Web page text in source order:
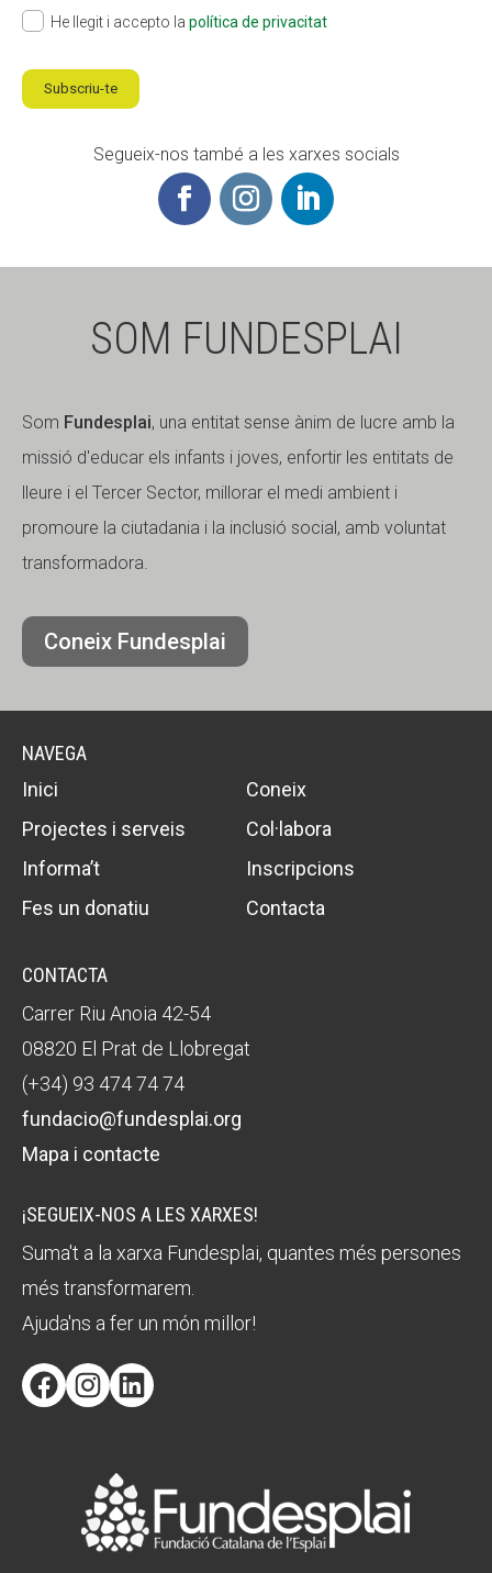
He llegit i accepto la política de privacitat
Subscriu-te
Segueix-nos també a les xarxes socials
SOM FUNDESPLAI
Som Fundesplai, una entitat sense ànim de lucre amb la
missió d'educar els infants i joves, enfortir les entitats de
lleure i el Tercer Sector, millorar el medi ambient i
promoure la ciutadania i la inclusió social, amb voluntat
transformadora.
Coneix Fundesplai
NAVEGA
Inici
Coneix
Projectes i serveis
Col·labora
Informa’t
Inscripcions
Fes un donatiu
Contacta
CONTACTA
Carrer Riu Anoia 42-54
08820 El Prat de Llobregat
(+34) 93 474 74 74
fundacio@fundesplai.org
Mapa i contacte
¡SEGUEIX-NOS A LES XARXES!
Suma't a la xarxa Fundesplai, quantes més persones
més transformarem.
Ajuda'ns a fer un món millor!
FacebookInstagram
LinkedIn